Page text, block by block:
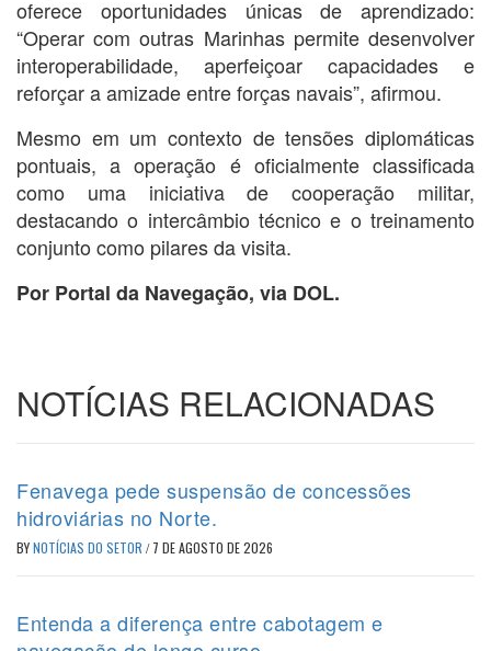
oferece oportunidades únicas de aprendizado:
“Operar com outras Marinhas permite desenvolver
interoperabilidade, aperfeiçoar capacidades e
reforçar a amizade entre forças navais”, afirmou.
Mesmo em um contexto de tensões diplomáticas
pontuais, a operação é oficialmente classificada
como uma iniciativa de cooperação militar,
destacando o intercâmbio técnico e o treinamento
conjunto como pilares da visita.
Por Portal da Navegação, via DOL.
NOTÍCIAS RELACIONADAS
Fenavega pede suspensão de concessões
hidroviárias no Norte.
BYNOTÍCIAS DO SETOR / 7 DE AGOSTO DE 2026
Entenda a diferença entre cabotagem e